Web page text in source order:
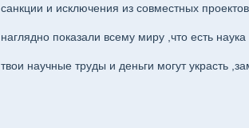
санкции и исключения из совместных
наглядно показали всему миру ,что есть
твои научные труды и деньги могут украсть